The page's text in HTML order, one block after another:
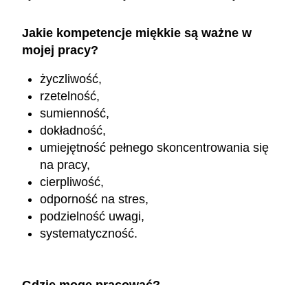
Jakie kompetencje miękkie są ważne w
mojej pracy?
życzliwość,
rzetelność,
sumienność,
dokładność,
umiejętność pełnego skoncentrowania się
na pracy,
cierpliwość,
odporność na stres,
podzielność uwagi,
systematyczność.